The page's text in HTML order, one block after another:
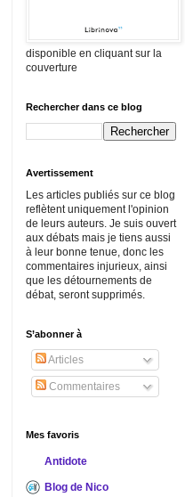
disponible en cliquant sur la
couverture
Rechercher dans ce blog
Avertissement
Les articles publiés sur ce blog
reflètent uniquement l'opinion
de leurs auteurs. Je suis ouvert
aux débats mais je tiens aussi
à leur bonne tenue, donc les
commentaires injurieux, ainsi
que les détournements de
débat, seront supprimés.
S’abonner à
Articles
Commentaires
Mes favoris
Antidote
Blog de Nico